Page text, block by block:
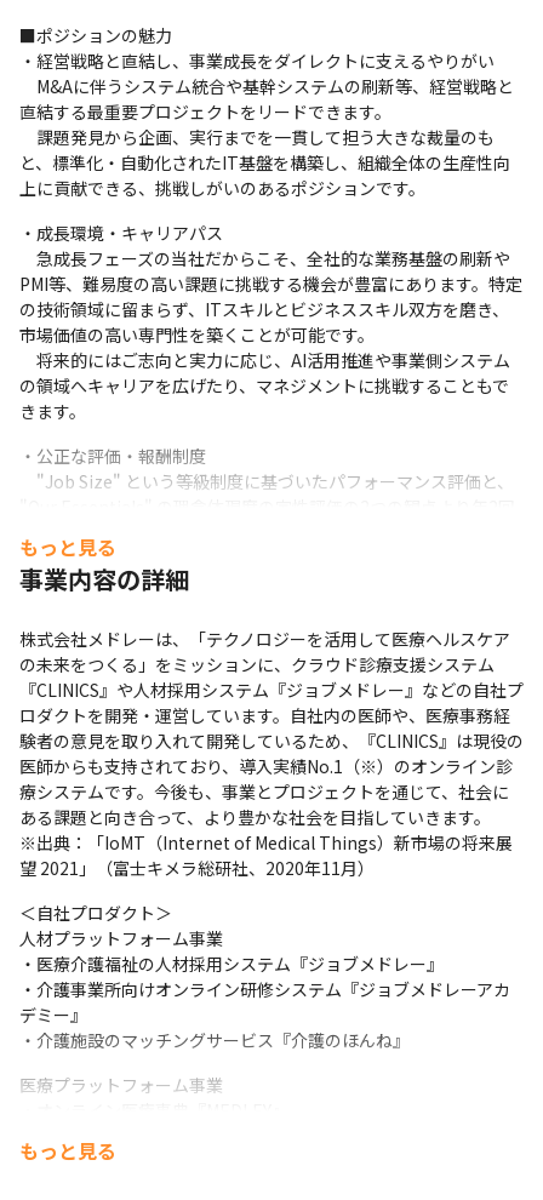
■ポジションの魅力
・経営戦略と直結し、事業成長をダイレクトに支えるやりがい
M&Aに伴うシステム統合や基幹システムの刷新等、経営戦略と
直結する最重要プロジェクトをリードできます。
課題発見から企画、実行までを一貫して担う大きな裁量のも
と、標準化・自動化されたIT基盤を構築し、組織全体の生産性向
上に貢献できる、挑戦しがいのあるポジションです。
・成長環境・キャリアパス
急成長フェーズの当社だからこそ、全社的な業務基盤の刷新や
PMI等、難易度の高い課題に挑戦する機会が豊富にあります。特定
の技術領域に留まらず、ITスキルとビジネススキル双方を磨き、
市場価値の高い専門性を築くことが可能です。
将来的にはご志向と実力に応じ、AI活用推進や事業側システム
の領域へキャリアを広げたり、マネジメントに挑戦することもで
きます。
・公正な評価・報酬制度
"Job Size" という等級制度に基づいたパフォーマンス評価と、
入社年次・年齢・肩書に関わらず、評価結果によりJob Sizeが
上がれば報酬水準も上がる、フェアで合理性の高い報酬決定を行
もっと見る
事業内容の詳細
株式会社メドレーは、「テクノロジーを活用して医療ヘルスケア
の未来をつくる」をミッションに、クラウド診療支援システム
『CLINICS』や人材採用システム『ジョブメドレー』などの自社プ
ロダクトを開発・運営しています。自社内の医師や、医療事務経
験者の意見を取り入れて開発しているため、『CLINICS』は現役の
医師からも支持されており、導入実績No.1（※）のオンライン診
療システムです。今後も、事業とプロジェクトを通じて、社会に
ある課題と向き合って、より豊かな社会を目指していきます。
※出典：「IoMT（Internet of Medical Things）新市場の将来展
望 2021」（富士キメラ総研社、2020年11月）
＜自社プロダクト＞
人材プラットフォーム事業
・医療介護福祉の人材採用システム『ジョブメドレー』
・介護事業所向けオンライン研修システム『ジョブメドレーアカ
デミー』
・介護施設のマッチングサービス『介護のほんね』
医療プラットフォーム事業
・病院向け電子カルテ『MALL（モール）』
もっと見る